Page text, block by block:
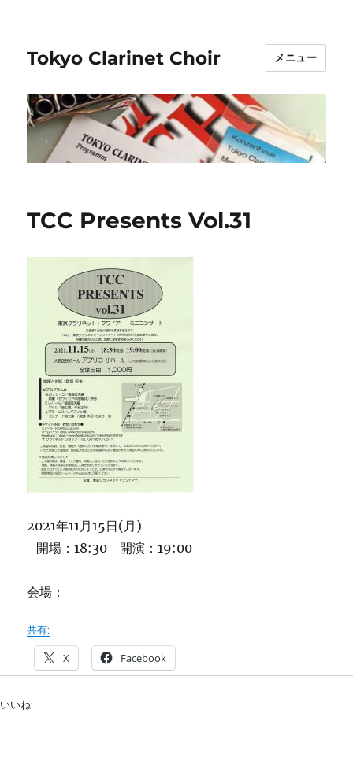
Tokyo Clarinet Choir メニュー
TCC Presents Vol.31
2021年11月15日(月)
開場：18:30 開演：19:00
会場：
共有:
X Facebook
いいね: